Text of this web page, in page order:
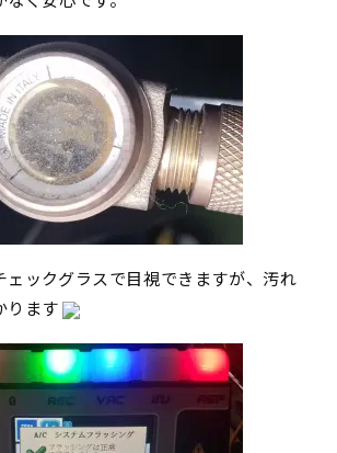
ェックグラスで目視できますが、汚れ
ります